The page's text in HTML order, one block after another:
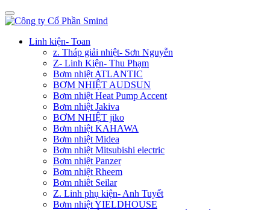
Linh kiện- Toan
z. Tháp giải nhiệt- Sơn Nguyễn
Z- Linh Kiện- Thu Phạm
Bơm nhiệt ATLANTIC
BƠM NHIỆT AUDSUN
Bơm nhiệt Heat Pump Accent
Bơm nhiệt Jakiva
BƠM NHIỆT jiko
Bơm nhiệt KAHAWA
Bơm nhiệt Midea
Bơm nhiệt Mitsubishi electric
Bơm nhiệt Panzer
Bơm nhiệt Rheem
Bơm nhiêt Seilar
Z. Linh phụ kiện- Anh Tuyết
Bơm nhiệt YIELDHOUSE